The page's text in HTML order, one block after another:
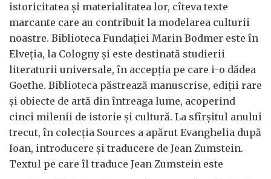
istoricitatea şi materialitatea lor, cîteva texte
marcante care au contribuit la modelarea culturii
noastre. Biblioteca Fundaţiei Marin Bodmer este în
Elveţia, la Cologny şi este destinată studierii
literaturii universale, în accepţia pe care i-o dădea
Goethe. Biblioteca păstrează manuscrise, ediţii rare
şi obiecte de artă din întreaga lume, acoperind
cinci milenii de istorie şi cultură. La sfîrşitul anului
trecut, în colecţia Sources a apărut Evanghelia după
Ioan, introducere şi traducere de Jean Zumstein.
Textul pe care îl traduce Jean Zumstein este